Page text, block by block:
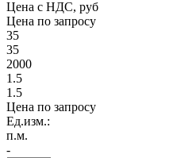
Цена с НДС, руб
Цена по запросу
35
35
2000
1.5
1.5
Цена по запросу
Ед.изм.:
п.м.
-